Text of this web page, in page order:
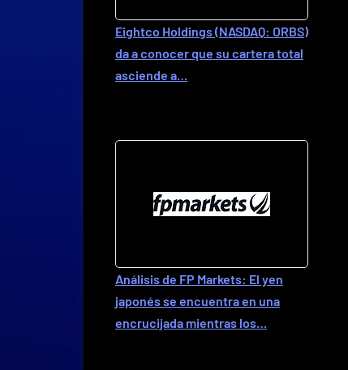
Eightco Holdings (NASDAQ: ORBS)
da a conocer que su cartera total
asciende a…
Análisis de FP Markets: El yen
japonés se encuentra en una
encrucijada mientras los…